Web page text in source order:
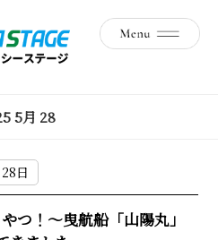
5月 28
日
つ！～曳航船「山陽丸」